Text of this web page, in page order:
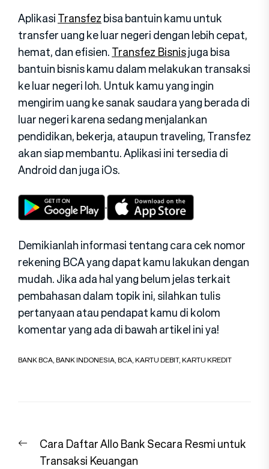
AplikasiTransfezbisa bantuin kamu untuk
transfer uang ke luar negeri dengan lebih cepat,
hemat, dan efisien.Transfez Bisnisjuga bisa
bantuin bisnis kamu dalam melakukan transaksi
ke luar negeri loh. Untuk kamu yang ingin
mengirim uang ke sanak saudara yang berada di
luar negeri karena sedang menjalankan
pendidikan, bekerja, ataupun traveling, Transfez
akan siap membantu. Aplikasi ini tersedia di
Android dan juga iOs.
Demikianlah informasi tentang cara cek nomor
rekening BCA yang dapat kamu lakukan dengan
mudah. Jika ada hal yang belum jelas terkait
pembahasan dalam topik ini, silahkan tulis
pertanyaan atau pendapat kamu di kolom
komentar yang ada di bawah artikel ini ya!
BANK BCA,BANK INDONESIA,BCA,KARTU DEBIT,KARTU KREDIT
pos
Previous
post:
Cara Daftar Allo Bank Secara Resmi untuk
Transaksi Keuangan